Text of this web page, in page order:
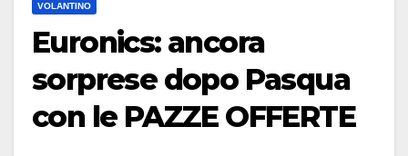
VOLANTINO
Euronics: ancora
sorprese dopo Pasqua
con le PAZZE OFFERTE